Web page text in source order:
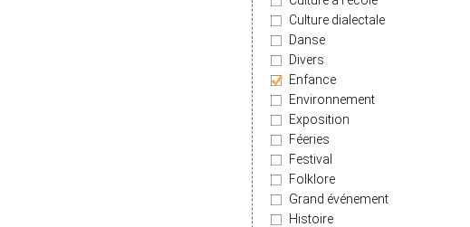
Culture dialectale
Danse
Divers
Enfance
Environnement
Exposition
Féeries
Festival
Folklore
Grand événement
Histoire